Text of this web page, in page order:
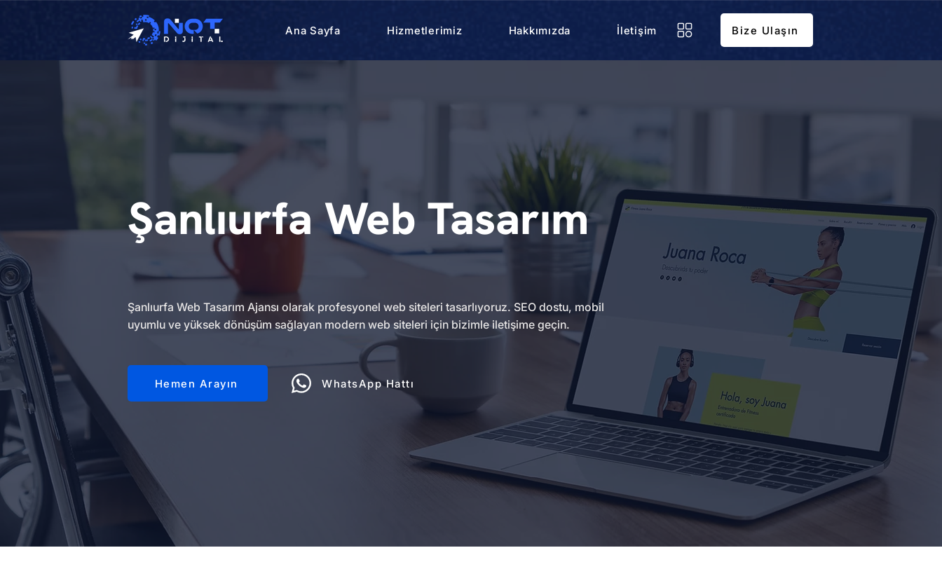
Ana Sayfa Hizmetlerimiz Hakkımızda İletişim Bize Ulaşın
Şanlıurfa Web Tasarım
Şanlıurfa Web Tasarım Ajansı olarak profesyonel web siteleri tasarlıyoruz. SEO dostu, mobil
uyumlu ve yüksek dönüşüm sağlayan modern web siteleri için bizimle iletişime geçin.
Hemen Arayın WhatsApp Hattı